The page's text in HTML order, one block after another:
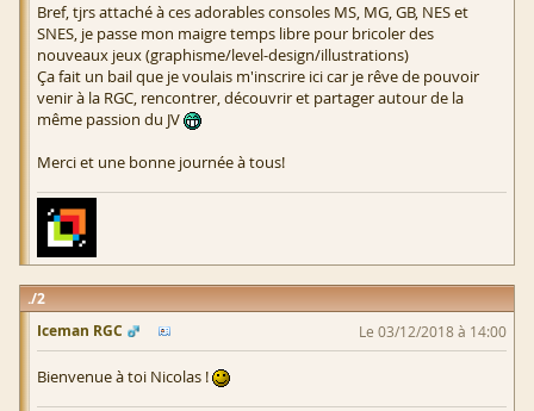
Bref, tjrs attaché à ces adorables consoles MS, MG, GB, NES et
SNES, je passe mon maigre temps libre pour bricoler des
nouveaux jeux (graphisme/level-design/illustrations)
Ça fait un bail que je voulais m'inscrire ici car je rêve de pouvoir
venir à la RGC, rencontrer, découvrir et partager autour de la
même passion du JV
Merci et une bonne journée à tous!
2
Iceman RGC
Le 03/12/2018 à 14:00
Bienvenue à toi Nicolas !